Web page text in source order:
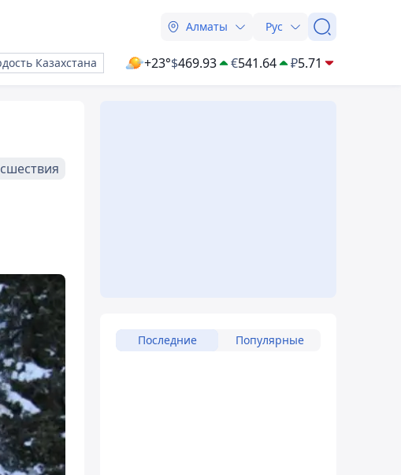
Алматы Рус
Казахстана +23°$469.93 €541.64 ₽5.71
Последние Популярные